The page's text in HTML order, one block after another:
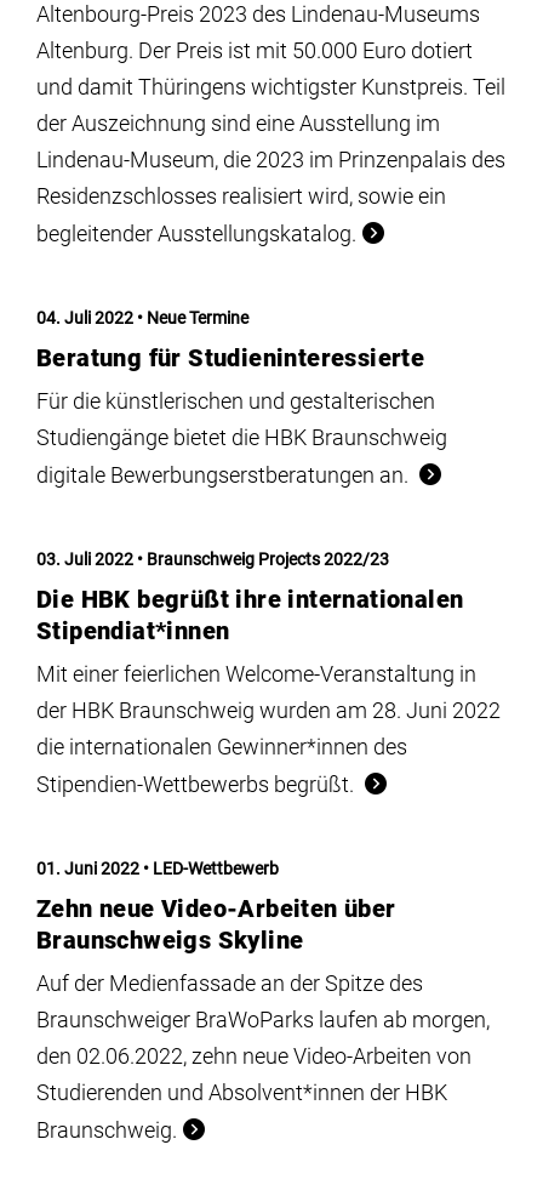
Altenbourg-Preis 2023 des Lindenau-Museums
Altenburg. Der Preis ist mit 50.000 Euro dotiert
und damit Thüringens wichtigster Kunstpreis. Teil
der Auszeichnung sind eine Ausstellung im
Lindenau-Museum, die 2023 im Prinzenpalais des
Residenzschlosses realisiert wird, sowie ein
begleitender Ausstellungskatalog.
04. Juli 2022 Neue Termine
Beratung für Studieninteressierte
Für die künstlerischen und gestalterischen
Studiengänge bietet die HBK Braunschweig
digitale Bewerbungserstberatungen an.
03. Juli 2022 Braunschweig Projects 2022/23
Die HBK begrüßt ihre internationalen
Stipendiat*innen
Mit einer feierlichen Welcome-Veranstaltung in
der HBK Braunschweig wurden am 28. Juni 2022
die internationalen Gewinner*innen des
Stipendien-Wettbewerbs begrüßt.
01. Juni 2022 LED-Wettbewerb
Zehn neue Video-Arbeiten über
Braunschweigs Skyline
Auf der Medienfassade an der Spitze des
Braunschweiger BraWoParks laufen ab morgen,
den 02.06.2022, zehn neue Video-Arbeiten von
Studierenden und Absolvent*innen der HBK
Braunschweig.